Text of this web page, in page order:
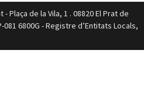
Plaça de la Vila, 1 . 08820 El Prat de
081 6800G - Registre d’Entitats Locals,